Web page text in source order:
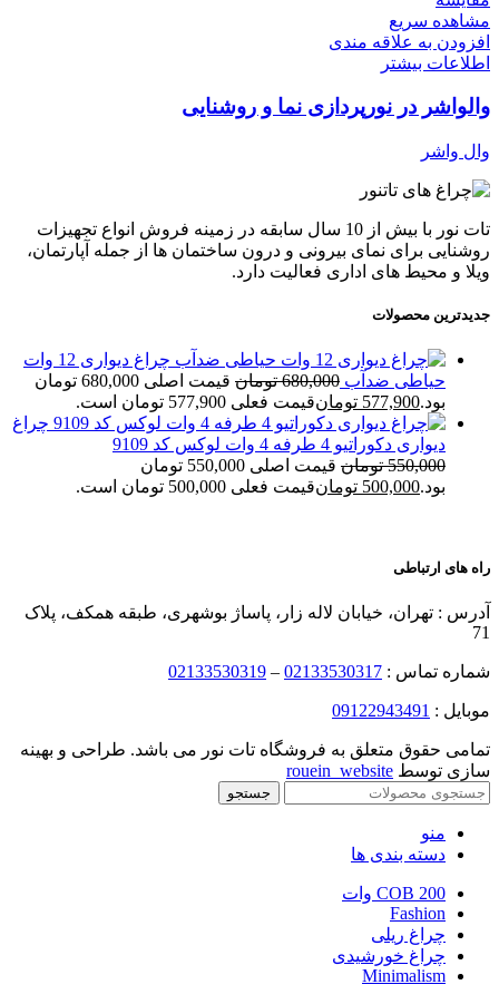
مشاهده سریع
افزودن به علاقه مندی
اطلاعات بیشتر
والواشر در نورپردازی نما و روشنایی
وال واشر
تات نور با بیش از 10 سال سابقه در زمینه فروش انواع تجهیزات
روشنایی برای نمای بیرونی و درون ساختمان ها از جمله آپارتمان،
ویلا و محیط های اداری فعالیت دارد.
جدیدترین محصولات
چراغ دیواری 12 وات
حیاطی ضدآب 680,000 تومان
قیمت اصلی 680,000 تومان
بود.577,900 تومانقیمت فعلی 577,900 تومان است.
چراغ
دیواری دکوراتیو 4 طرفه 4 وات لوکس کد 9109
550,000 تومان
قیمت اصلی 550,000 تومان
بود.500,000 تومانقیمت فعلی 500,000 تومان است.
راه های ارتباطی
آدرس : تهران، خیابان لاله زار، پاساژ بوشهری، طبقه همکف، پلاک
71
شماره تماس : 02133530317
–
02133530319
موبایل : 09122943491
تمامی حقوق متعلق به فروشگاه تات نور می باشد. طراحی و بهینه
سازی توسط rouein_website
جستجو
منو
دسته بندی ها
COB 200 وات
Fashion
چراغ ریلی
چراغ خورشیدی
Minimalism